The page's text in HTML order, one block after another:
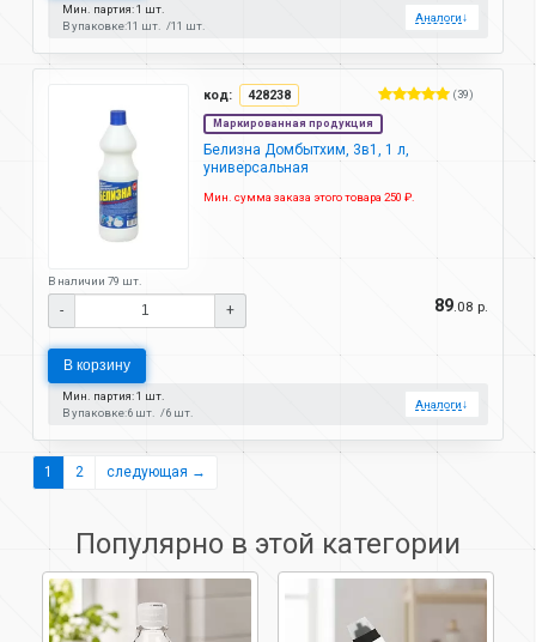
Мин. партия: 1 шт.
В упаковке:11 шт. 11 шт.
Аналоги↓
код: 428238 (39)
Маркированная продукция
Белизна Домбытхим, 3в1, 1 л,
универсальная
Мин. сумма заказа этого товара 250 ₽.
В наличии 79 шт.
- + 89 .08 р.
В корзину
Мин. партия: 1 шт.
В упаковке:6 шт. 6 шт.
Аналоги↓
1 2 следующая →
Популярно в этой категории